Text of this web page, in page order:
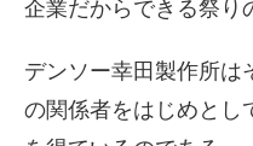
企業だからできる祭り
デンソー幸田製作所は
の関係者をはじめとし